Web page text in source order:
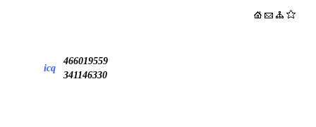
icq
466019559
341146330